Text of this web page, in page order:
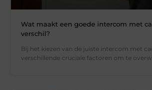
Wat maakt een goede intercom met
verschil?
Bij het kiezen van de juiste intercom met
verschillende cruciale factoren om te